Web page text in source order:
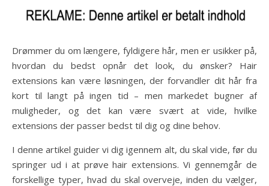
Drømmer du om længere, fyldigere hår, men er usikker på,
hvordan du bedst opnår det look, du ønsker? Hair
extensions kan være løsningen, der forvandler dit hår fra
kort til langt på ingen tid – men markedet bugner af
muligheder, og det kan være svært at vide, hvilke
extensions der passer bedst til dig og dine behov.
I denne artikel guider vi dig igennem alt, du skal vide, før du
springer ud i at prøve hair extensions. Vi gennemgår de
forskellige typer, hvad du skal overveje, inden du vælger,